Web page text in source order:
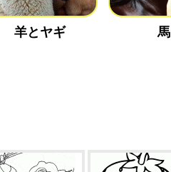
羊とヤギ 馬